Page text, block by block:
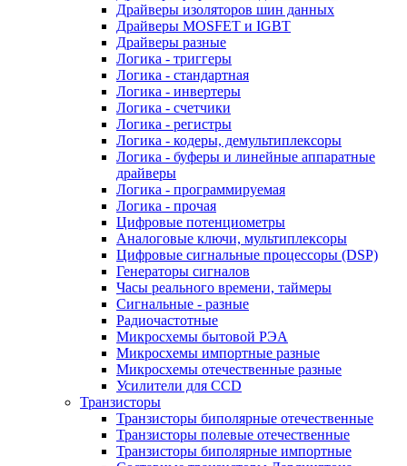
Драйверы изоляторов шин данных
Драйверы MOSFET и IGBT
Драйверы разные
Логика - триггеры
Логика - стандартная
Логика - инвертеры
Логика - счетчики
Логика - регистры
Логика - кодеры, демультиплексоры
Логика - буферы и линейные аппаратные
драйверы
Логика - программируемая
Логика - прочая
Цифровые потенциометры
Аналоговые ключи, мультиплексоры
Цифровые сигнальные процессоры (DSP)
Генераторы сигналов
Часы реального времени, таймеры
Сигнальные - разные
Радиочастотные
Микросхемы бытовой РЭА
Микросхемы импортные разные
Микросхемы отечественные разные
Усилители для CCD
Транзисторы
Транзисторы биполярные отечественные
Транзисторы полевые отечественные
Транзисторы биполярные импортные